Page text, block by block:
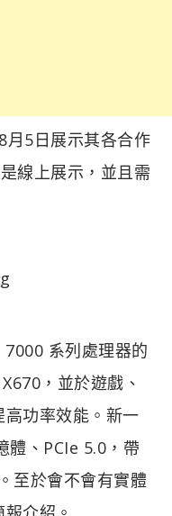
月5日展示其各合作
線上展示，並且需
系列處理器的
，並於遊戲、
功率效能。新一
體、PCIe 5.0，帶
至於會不會有實體